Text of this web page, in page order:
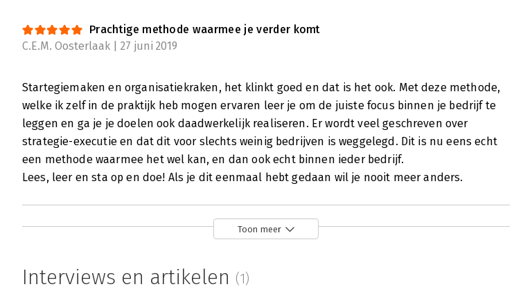
Prachtige methode waarmee je verder komt
C.E.M. Oosterlaak | 27 juni 2019
Startegiemaken en organisatiekraken, het klinkt goed en dat is het ook. Met deze methode,
welke ik zelf in de praktijk heb mogen ervaren leer je om de juiste focus binnen je bedrijf te
leggen en ga je je doelen ook daadwerkelijk realiseren. Er wordt veel geschreven over
strategie-executie en dat dit voor slechts weinig bedrijven is weggelegd. Dit is nu eens echt
een methode waarmee het wel kan, en dan ook echt binnen ieder bedrijf.
Lees, leer en sta op en doe! Als je dit eenmaal hebt gedaan wil je nooit meer anders.
Toon meer
Interviews en artikelen (1)